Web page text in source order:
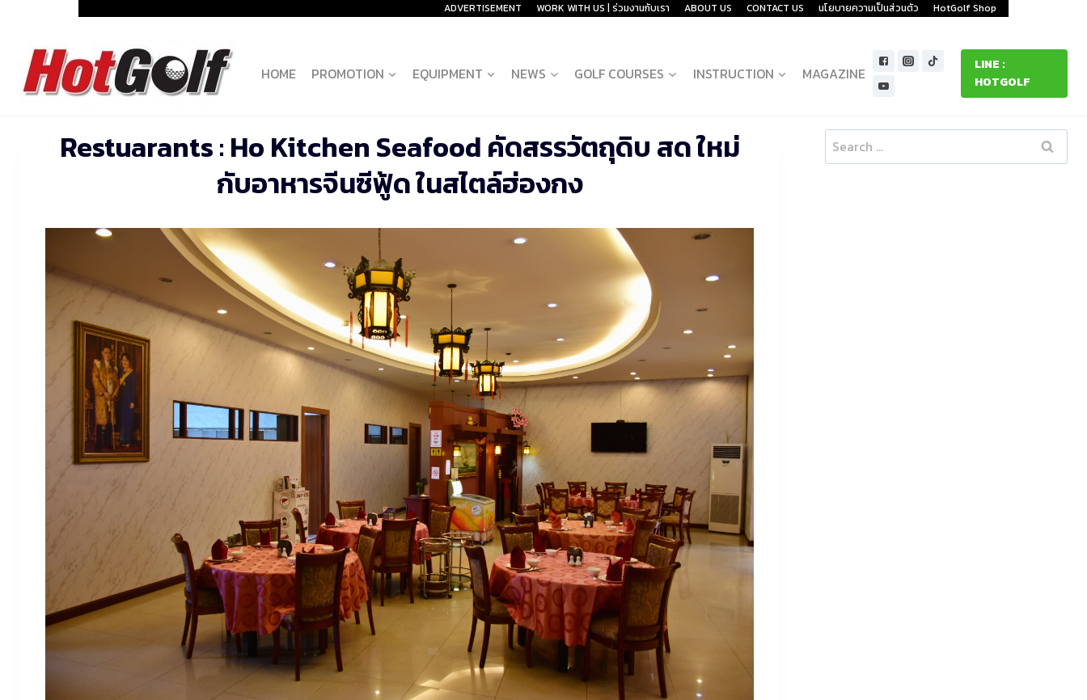
content
ADVERTISEMENT WORK WITH US | ร่วมงานกับเรา ABOUT US CONTACT US นโยบายความเป็นส่วนตัว HotGolf Shop
HOME PROMOTION EQUIPMENT NEWS GOLF COURSES INSTRUCTION MAGAZINE
LINE :
HOTGOLF
Restuarants : Ho Kitchen Seafood คัดสรรวัตถุดิบ สด ใหม่
กับอาหารจีนซีฟู้ด ในสไตล์ฮ่องกง
Search
for: